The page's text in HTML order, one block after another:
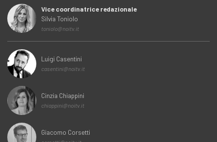
Vice coordinatrice redazionale
Silvia Toniolo
toniolo@noitv.it
Luigi Casentini
casentini@noitv.it
Cinzia Chiappini
chiappini@noitv.it
Giacomo Corsetti